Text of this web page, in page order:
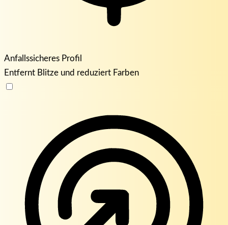
Anfallssicheres Profil
Entfernt Blitze und reduziert Farben